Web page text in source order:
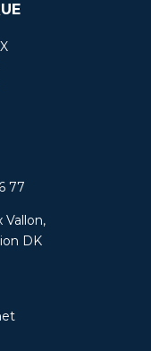
77
DK